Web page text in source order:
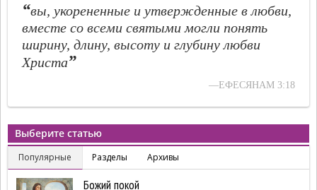
“вы, укорененные и утвержденные в любви,
вместе со всеми святыми могли понять
ширину, длину, высоту и глубину любви
Христа”
—ЕФЕСЯНАМ 3:18
Выберите статью
Популярные Разделы Архивы
Божий покой